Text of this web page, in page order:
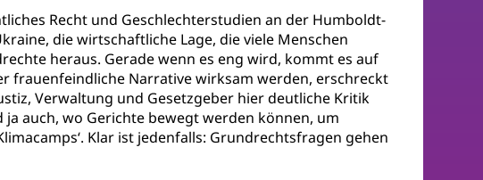
Recht und Geschlechterstudien an der Humboldt-
die wirtschaftliche Lage, die viele Menschen
heraus. Gerade wenn es eng wird, kommt es auf
frauenfeindliche Narrative wirksam werden, erschreckt
Verwaltung und Gesetzgeber hier deutliche Kritik
auch, wo Gerichte bewegt werden können, um
Klar ist jedenfalls: Grundrechtsfragen gehen